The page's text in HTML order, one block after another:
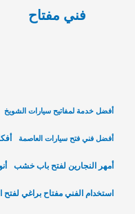
فني مفتاح
أفضل خدمة لمفاتيح سيارات الشويخ
أفضل فني فتح سيارات العاصمة
أمهر النجارين لفتح باب خشب
استخدام الفني مفتاح براغي لفتح